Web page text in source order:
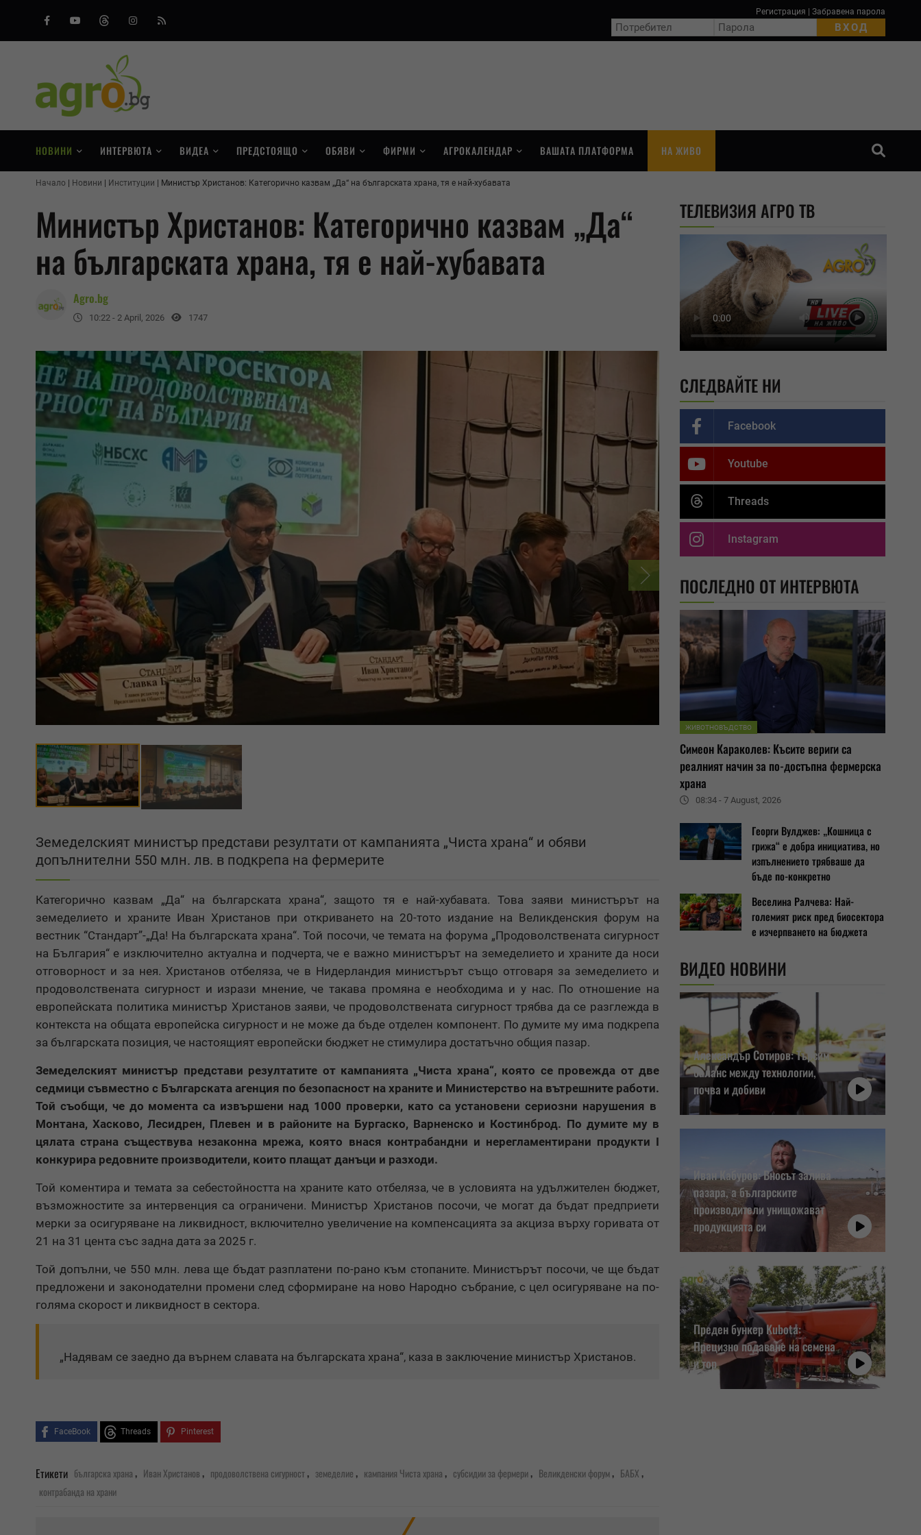
FacebookYoutubeThreadsInstagram
RSS
Регистрация Забравена парола
НОВИНИ ИНТЕРВЮТА ВИДЕА ПРЕДСТОЯЩО ОБЯВИ ФИРМИ АГРОКАЛЕНДАР ВАШАТА ПЛАТФОРМА НА ЖИВО
Начало Новини Институции Министър Христанов: Категорично казвам „Да“ на българската храна, тя е най-хубавата
Министър Христанов: Категорично казвам „Да“
на българската храна, тя е най-хубавата
Agro.bg
10:22 - 2 April, 2026 1747
Земеделският министър представи резултати от кампанията „Чиста храна“ и обяви
допълнителни 550 млн. лв. в подкрепа на фермерите
Категорично казвам „Да“ на българската храна“, защото тя е най-хубавата. Това заяви министърът на
земеделието и храните Иван Христанов при откриването на 20-тото издание на Великденския форум на
вестник “Стандарт”-„Да! На българската храна“. Той посочи, че темата на форума „Продоволствената сигурност
на България“ е изключително актуална и подчерта, че е важно министърът на земеделието и храните да носи
отговорност и за нея. Христанов отбеляза, че в Нидерландия министърът също отговаря за земеделието и
продоволствената сигурност и изрази мнение, че такава промяна е необходима и у нас. По отношение на
европейската политика министър Христанов заяви, че продоволствената сигурност трябва да се разглежда в
контекста на общата европейска сигурност и не може да бъде отделен компонент. По думите му има подкрепа
за българската позиция, че настоящият европейски бюджет не стимулира достатъчно общия пазар.
Земеделският министър представи резултатите от кампанията „Чиста храна“, която се провежда от две
седмици съвместно с Българската агенция по безопасност на храните и Министерство на вътрешните работи.
Той съобщи, че до момента са извършени над 1000 проверки, като са установени сериозни нарушения в
Монтана, Хасково, Лесидрен, Плевен и в районите на Бургаско, Варненско и Костинброд. По думите му в
цялата страна съществува незаконна мрежа, която внася контрабандни и нерегламентирани продукти I
конкурира редовните производители, които плащат данъци и разходи.
Той коментира и темата за себестойността на храните като отбеляза, че в условията на удължителен бюджет,
възможностите за интервенция са ограничени. Министър Христанов посочи, че могат да бъдат предприети
мерки за осигуряване на ликвидност, включително увеличение на компенсацията за акциза върху горивата от
21 на 31 цента със задна дата за 2025 г.
Той допълни, че 550 млн. лева ще бъдат разплатени по-рано към стопаните. Министърът посочи, че ще бъдат
предложени и законодателни промени след сформиране на ново Народно събрание, с цел осигуряване на по-
голяма скорост и ликвидност в сектора.
„Надявам се заедно да върнем славата на българската храна“, каза в заключение министър Христанов.
FaceBook Threads Pinterest
Етикети българска храна, Иван Христанов, продоволствена сигурност, земеделие, кампания Чиста храна, субсидии за фермери, Великденски форум, БАБХ,
контрабанда на храни
ТЕЛЕВИЗИЯ АГРО ТВ
СЛЕДВАЙТЕ НИ
Facebook
Youtube
Threads
Instagram
ПОСЛЕДНО ОТ ИНТЕРВЮТА
ЖИВОТНОВЪДСТВО
Симеон Караколев: Късите вериги са
реалният начин за по-достъпна фермерска
храна
08:34 - 7 August, 2026
Георги Вулджев: „Кошница с
грижа“ е добра инициатива, но
изпълнението трябваше да
бъде по-конкретно
Веселина Ралчева: Най-
големият риск пред биосектора
е изчерпването на бюджета
ВИДЕО НОВИНИ
Александър Сотиров: Търсим
баланс между технологии,
почва и добиви
Иван Кабуров: Вносът залива
пазара, а българските
производители унищожават
продукцията си
Преден бункер Kubota:
Прецизно подаване на семена
и тор